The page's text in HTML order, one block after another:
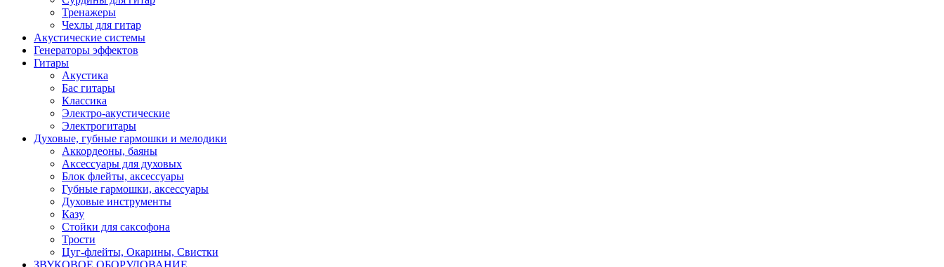
Тренажеры
Чехлы для гитар
Акустические системы
Генераторы эффектов
Гитары
Акустика
Бас гитары
Классика
Электро-акустические
Электрогитары
Духовые, губные гармошки и мелодики
Аккордеоны, баяны
Аксессуары для духовых
Блок флейты, аксессуары
Губные гармошки, аксессуары
Духовые инструменты
Казу
Стойки для саксофона
Трости
Цуг-флейты, Окарины, Свистки
ЗВУКОВОЕ ОБОРУДОВАНИЕ